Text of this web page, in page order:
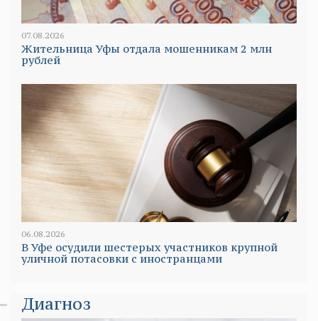
07.08.2026
Жительница Уфы отдала мошенникам 2 млн
рублей
06.08.2026
В Уфе осудили шестерых участников крупной
уличной потасовки с иностранцами
Диагноз